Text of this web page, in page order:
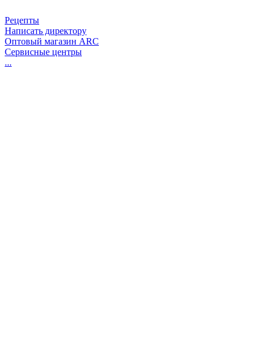
Рецепты
Написать директору
Оптовый магазин ARC
Сервисные центры
...